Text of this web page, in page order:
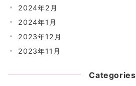
2024年2月
2024年1月
2023年12月
2023年11月
Categories